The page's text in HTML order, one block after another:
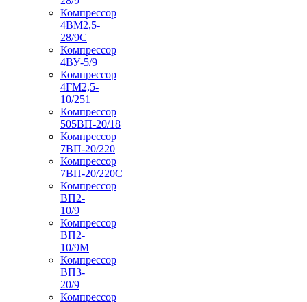
Компрессор
4ВМ2,5-
28/9С
Компрессор
4ВУ-5/9
Компрессор
4ГМ2,5-
10/251
Компрессор
505ВП-20/18
Компрессор
7ВП-20/220
Компрессор
7ВП-20/220С
Компрессор
ВП2-
10/9
Компрессор
ВП2-
10/9М
Компрессор
ВП3-
20/9
Компрессор